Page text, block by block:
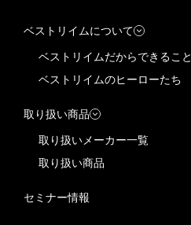
ベストリイムについて
ベストリイムだからできること
ベストリイムのヒーローたち
取り扱い商品
取り扱いメーカー一覧
取り扱い商品
セミナー情報